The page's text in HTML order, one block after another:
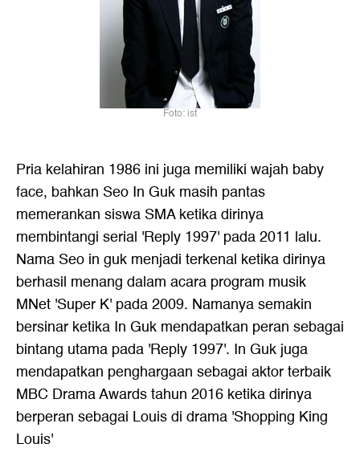
Foto: ist
Pria kelahiran 1986 ini juga memiliki wajah baby
face, bahkan Seo In Guk masih pantas
memerankan siswa SMA ketika dirinya
membintangi serial 'Reply 1997' pada 2011 lalu.
Nama Seo in guk menjadi terkenal ketika dirinya
berhasil menang dalam acara program musik
MNet 'Super K' pada 2009. Namanya semakin
bersinar ketika In Guk mendapatkan peran sebagai
bintang utama pada 'Reply 1997'. In Guk juga
mendapatkan penghargaan sebagai aktor terbaik
MBC Drama Awards tahun 2016 ketika dirinya
berperan sebagai Louis di drama 'Shopping King
Louis'